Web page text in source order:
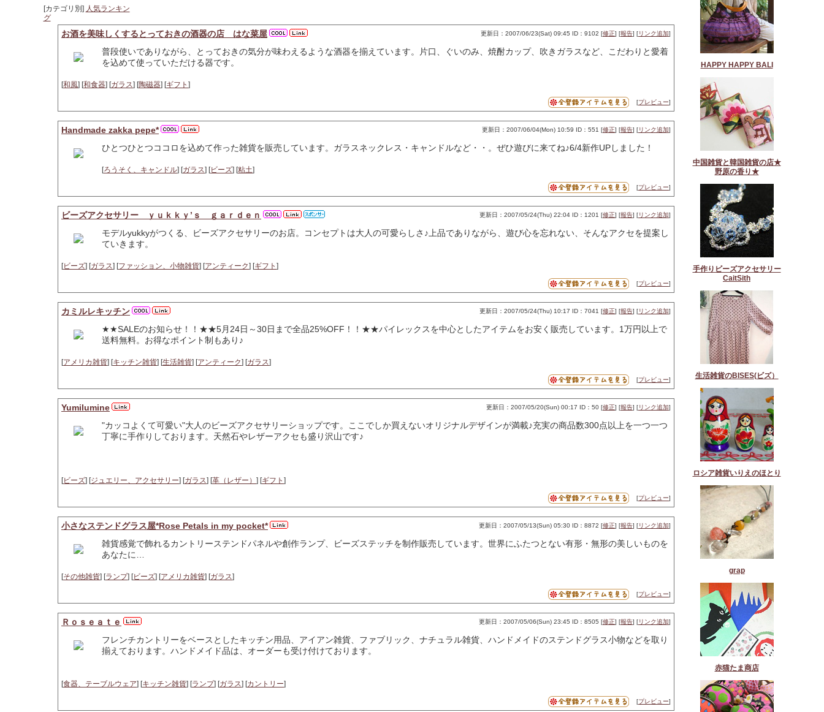
[カテゴリ別] 人気ランキン
グ
お酒を美味しくするとっておきの酒器の店 はな菜屋 更新日：2007/06/23(Sat) 09:45 ID：9102 [修正] [報告] [リンク追加]
普段使いでありながら、とっておきの気分が味わえるような酒器を揃えています。片口、ぐいのみ、焼酎カップ、吹きガラスなど、こだわりと愛着
を込めて使っていただける器です。
[和風] [和食器] [ガラス] [陶磁器] [ギフト ]
[プレビュー]
Handmade zakka pepe* 更新日：2007/06/04(Mon) 10:59 ID：551 [修正] [報告] [リンク追加]
ひとつひとつココロを込めて作った雑貨を販売しています。ガラスネックレス・キャンドルなど・・。ぜひ遊びに来てね♪6/4新作UPしました！
[ろうそく、キャンドル] [ガラス] [ビーズ] [粘土]
[プレビュー]
ビーズアクセサリー ｙｕｋｋｙ’ｓ ｇａｒｄｅｎ 更新日：2007/05/24(Thu) 22:04 ID：1201 [修正] [報告] [リンク追加]
モデルyukkyがつくる、ビーズアクセサリーのお店。コンセプトは大人の可愛らしさ♪上品でありながら、遊び心を忘れない、そんなアクセを提案し
ていきます。
[ビーズ] [ガラス] [ファッション、小物雑貨] [アンティーク] [ギフト ]
[プレビュー]
カミルレキッチン 更新日：2007/05/24(Thu) 10:17 ID：7041 [修正] [報告] [リンク追加]
★★SALEのお知らせ！！★★5月24日～30日まで全品25%OFF！！★★パイレックスを中心としたアイテムをお安く販売しています。1万円以上で
送料無料。お得なポイント制もあり♪
[アメリカ雑貨] [キッチン雑貨] [生活雑貨] [アンティーク] [ガラス]
[プレビュー]
Yumilumine 更新日：2007/05/20(Sun) 00:17 ID：50 [修正] [報告] [リンク追加]
"カッコよくて可愛い"大人のビーズアクセサリーショップです。ここでしか買えないオリジナルデザインが満載♪充実の商品数300点以上を一つ一つ
丁寧に手作りしております。天然石やレザーアクセも盛り沢山です♪
[ビーズ] [ジュエリー、アクセサリー] [ガラス] [革（レザー） ] [ギフト ]
[プレビュー]
小さなステンドグラス屋*Rose Petals in my pocket* 更新日：2007/05/13(Sun) 05:30 ID：8872 [修正] [報告] [リンク追加]
雑貨感覚で飾れるカントリーステンドパネルや創作ランプ、ビーズステッチを制作販売しています。世界にふたつとない有形・無形の美しいものを
あなたに…
[その他雑貨] [ランプ] [ビーズ] [アメリカ雑貨] [ガラス]
[プレビュー]
Ｒｏｓｅａｔｅ 更新日：2007/05/06(Sun) 23:45 ID：8505 [修正] [報告] [リンク追加]
フレンチカントリーをベースとしたキッチン用品、アイアン雑貨、ファブリック、ナチュラル雑貨、ハンドメイドのステンドグラス小物などを取り
揃えております。ハンドメイド品は、オーダーも受け付けております。
[食器、テーブルウェア] [キッチン雑貨] [ランプ] [ガラス] [カントリー]
[プレビュー]
HAPPY HAPPY BALI
中国雑貨と韓国雑貨の店★
野原の香り★
手作りビーズアクセサリー
CaitSith
生活雑貨のBISES(ビズ）
ロシア雑貨いりえのほとり
grap
赤猫たま商店